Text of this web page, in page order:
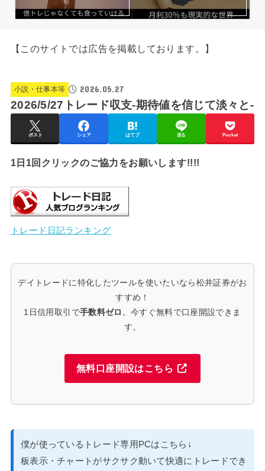
【このサイトでは広告を掲載しております。】
小説・仕事本等 2026.05.27
2026/5/27トレード収支-期待値を信じて淡々と-
ポスト シェア はてブ 送る Pocket
1日1回クリックのご協力をお願いします!!!!
トレード日記ランキング
デイトレードに特化したツールを使いたいなら松井証券がお
すすめ！
1日信用取引で手数料ゼロ 。今すぐ無料で口座開設できま
す。
無料口座開設はこちら
僕が使っているトレード専用PCはこちら↓
板表示・チャートがサクサク動いて快適にトレードでき